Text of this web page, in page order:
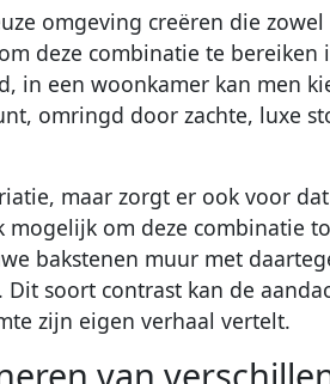
omgeving creëren die
deze combinatie te bereiken
in een woonkamer kan men
omringd door zachte, luxe
maar zorgt er ook voor
om deze combinatie
bakstenen muur met
soort contrast kan de
zijn eigen verhaal vertelt.